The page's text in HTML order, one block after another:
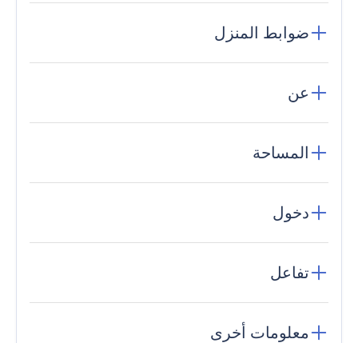
ضوابط المنزل
عن
المساحة
دخول
تفاعل
معلومات أخرى